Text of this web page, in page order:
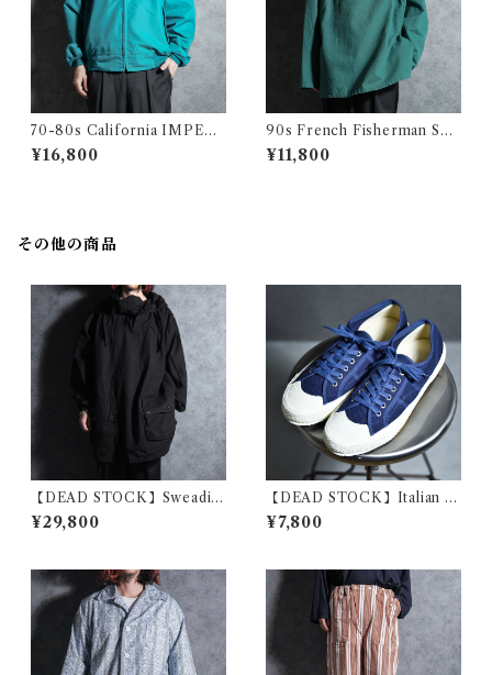
70-80s California IMPERI
AL Harrington jacket Made
in USA Swing Top Turquoi
¥16,800
90s French Fisherman Sm
ock Shirts Green フレンチ
フィッシャーマン スモック グ
¥11,800
その他の商品
【DEAD STOCK】Sweadis
h Army Snow Camouflage
Parka スウェーデン軍 スノー
¥29,800
【DEAD STOCK】Italian N
avy Sailor Shoes イタリア軍
セーラーシューズ
¥7,800